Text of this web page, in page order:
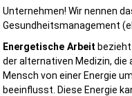
Unternehmen! Wir nennen
Gesundheitsmanagement
Energetische Arbeit
der alternativen Medizin, die
Mensch von einer Energie
beeinflusst. Diese Energie